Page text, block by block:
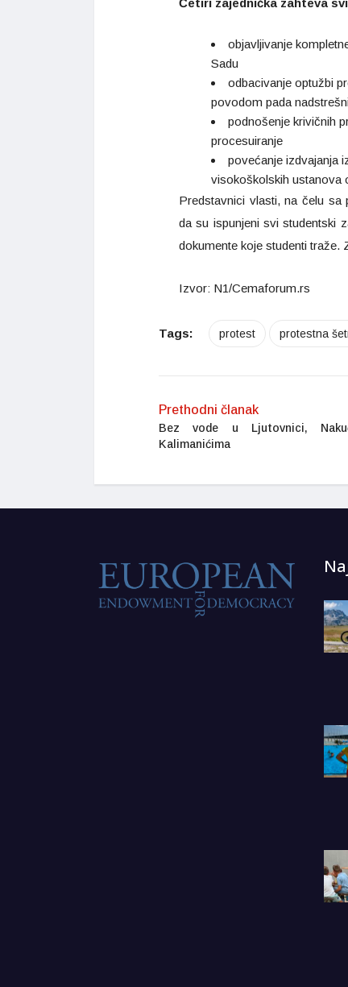
Četiri zajednička zahteva
objavljivanje
Sadu
odbacivanje optužbi
povodom pada
podnošenje krivičnih
procesuiranje
povećanje izdvajanja
visokoškolskih ustanova
Predstavnici vlasti, na čelu sa
da su ispunjeni svi studentski
dokumente koje studenti traže.
Izvor: N1/Cemaforum.rs
Tags: protest protestna
Prethodni članak
Bez vode u Ljutovnici,
Kalimanićima